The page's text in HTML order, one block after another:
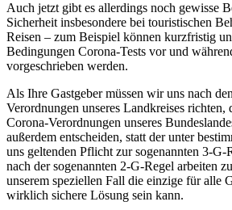
Auch jetzt gibt es allerdings noch gewisse
Sicherheit insbesondere bei touristischen
Reisen – zum Beispiel können kurzfristig
Bedingungen Corona-Tests vor und
vorgeschrieben werden.
Als Ihre Gastgeber müssen wir uns nach
Verordnungen unseres Landkreises richten,
Corona-Verordnungen unseres
außerdem entscheiden, statt der unter
uns geltenden Pflicht zur sogenannten 3-G-
nach der sogenannten 2-G-Regel arbeiten
unserem speziellen Fall die einzige für alle
wirklich sichere Lösung sein kann.